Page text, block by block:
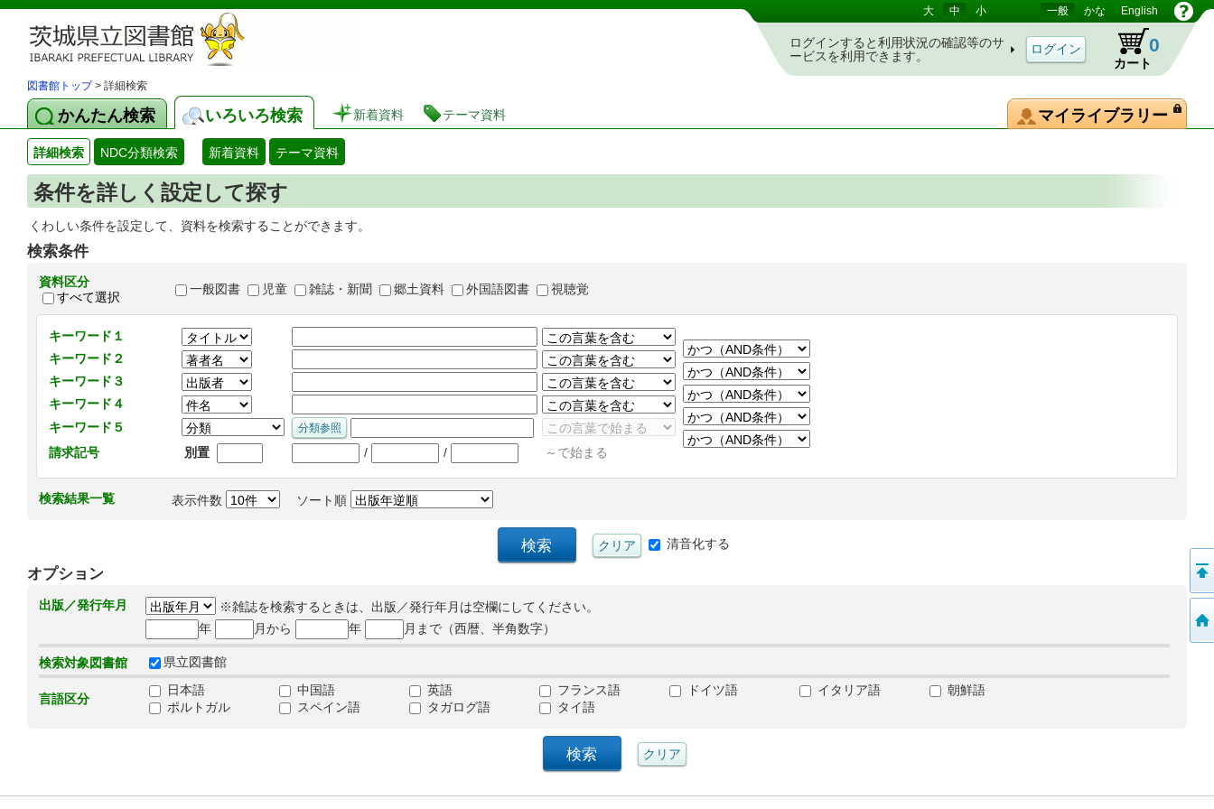
茨城県立図書館 蔵書検索・予約システム 大 中 小 一般 かな English
ログインすると利用状況の確認等のサ
ービスを利用できます。
カート
0
図書館トップ> 詳細検索
かんたん検索 いろいろ検索 新着資料 テーマ資料 マイライブラリー
詳細検索 NDC分類検索 新着資料 テーマ資料
条件を詳しく設定して探す
くわしい条件を設定して、資料を検索することができます。
検索条件
資料区分
すべて選択
一般図書 児童 雑誌・新聞 郷土資料 外国語図書 視聴覚
キーワード１
キーワード２
キーワード３
キーワード４
キーワード５
請求記号
別置 / / ～で始まる
検索結果一覧 表示件数 ソート順
清音化する
オプション
出版／発行年月
※雑誌を検索するときは、出版／発行年月は空欄にしてください。
年
月から 年 月まで（西暦、半角数字）
検索対象図書館 県立図書館
言語区分
日本語 中国語 英語 フランス語 ドイツ語 イタリア語
朝鮮語
ポルトガル
スペイン語 タガログ語 タイ語